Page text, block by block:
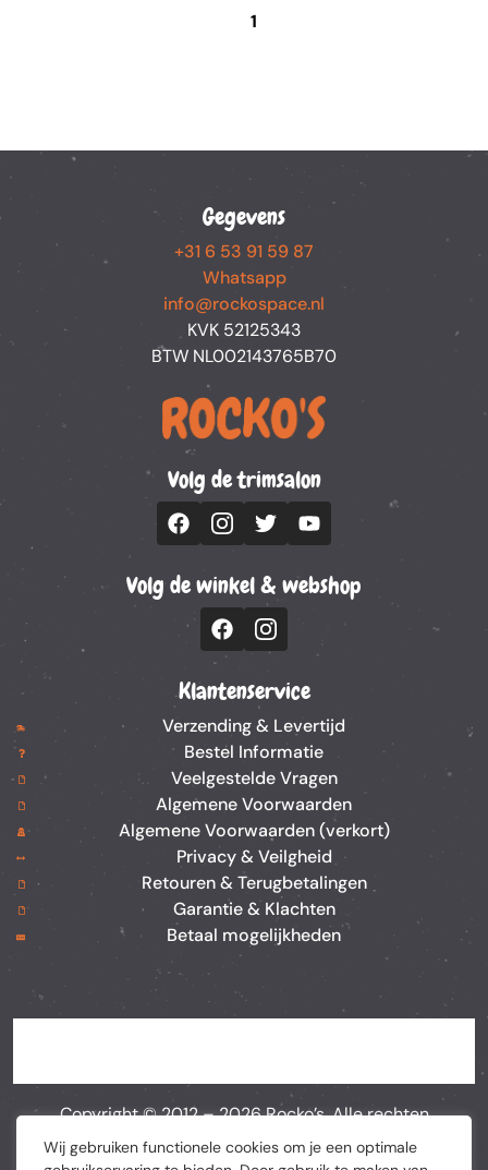
Wij gebruiken functionele cookies om je een optimale
1
Gegevens
+31 6 53 91 59 87
Whatsapp
info@rockospace.nl
KVK 52125343
BTW NL002143765B70
Volg de trimsalon
Volg de winkel & webshop
Klantenservice
Verzending & Levertijd
Bestel Informatie
Veelgestelde Vragen
Algemene Voorwaarden
Algemene Voorwaarden (verkort)
Privacy & Veilgheid
Retouren & Terugbetalingen
Garantie & Klachten
Betaal mogelijkheden
Copyright © 2012 –2026Rocko’s. Alle rechten
voorbehouden. Webshop doorBEWISE Solutions